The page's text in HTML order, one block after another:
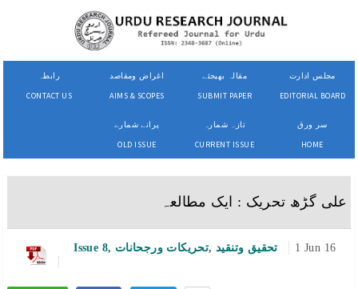
رابطہ
CONTACT US
اغراض ومقاصد
AIMS & SCOPES
مقالہ بھیجئے
SUBMIT PAPER
مجلس ادارت
EDITORIAL BOARD
پرانے شمارے
OLD ISSUE
تازہ شمارہ
CURRENT ISSUE
سر ورق
HOME
علی گڑھ تحریک : ایک مطالعہ
Issue 8, تحریکات ورجحانات,تحقیق وتنقید 1 Jun 16